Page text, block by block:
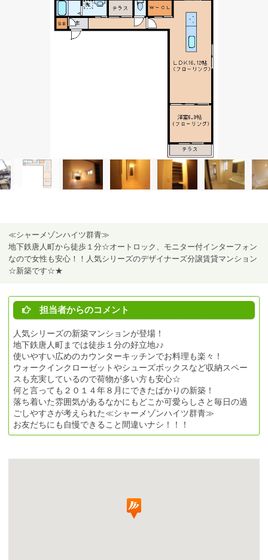
≪シャーメゾンハイツ群青≫
地下鉄唐人町から徒歩１分☆オートロック、モニター付インターフォン
なので女性も安心！！人気シリーズのデザイナーズ分譲賃貸マンション
☆新築です☆★
担当者からのコメント
人気シリーズの新築マンションが登場！
地下鉄唐人町までは徒歩１分の好立地♪♪
使いやすい広めのカウンターキッチンでお料理も楽々！
ウォークインクローゼットやシューズボックスなど収納スペー
スも充実しているので荷物が多い方も安心☆
何と言っても２０１４年８月にできたばかりの新築！
落ち着いた雰囲気があるなかにもどこか可愛らしさと毎日の過
ごしやすさが考えられた≪シャーメゾンハイツ群青≫
お友だちにも自慢できること間違いナシ！！！